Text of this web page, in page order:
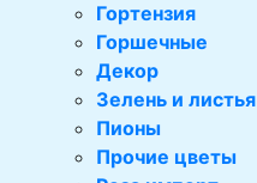
Гортензия
Горшечные
Декор
Зелень и листья
Пионы
Прочие цветы